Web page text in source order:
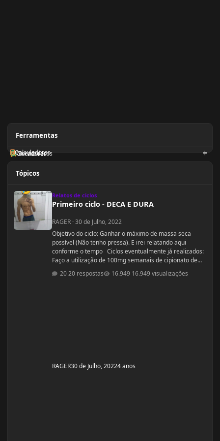
Ferramentas
Geradores
Orientadores
Calculadoras
Tópicos
Relatos de ciclos
Primeiro ciclo - DECA E DURA
RAGER ·30 de Julho, 2022
Objetivo do ciclo: Ganhar o máximo de massa seca
possível (Não tenho pressa). E irei relatando aqui
conforme o tempo Ciclos eventualmente já realizados:
Faço a utilização de 100mg semanais de cipionato de
testosterona a 1 ano (TRT legítima) em decorrência de
hipofunção testiscular diagnosticada e que já foi
20 respostas 16.949 visualizações
RAGER30 de Julho, 20224 anos